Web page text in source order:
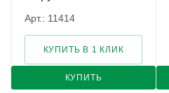
Арт.: 11414
КУПИТЬ
КУПИТЬ В 1 КЛИК